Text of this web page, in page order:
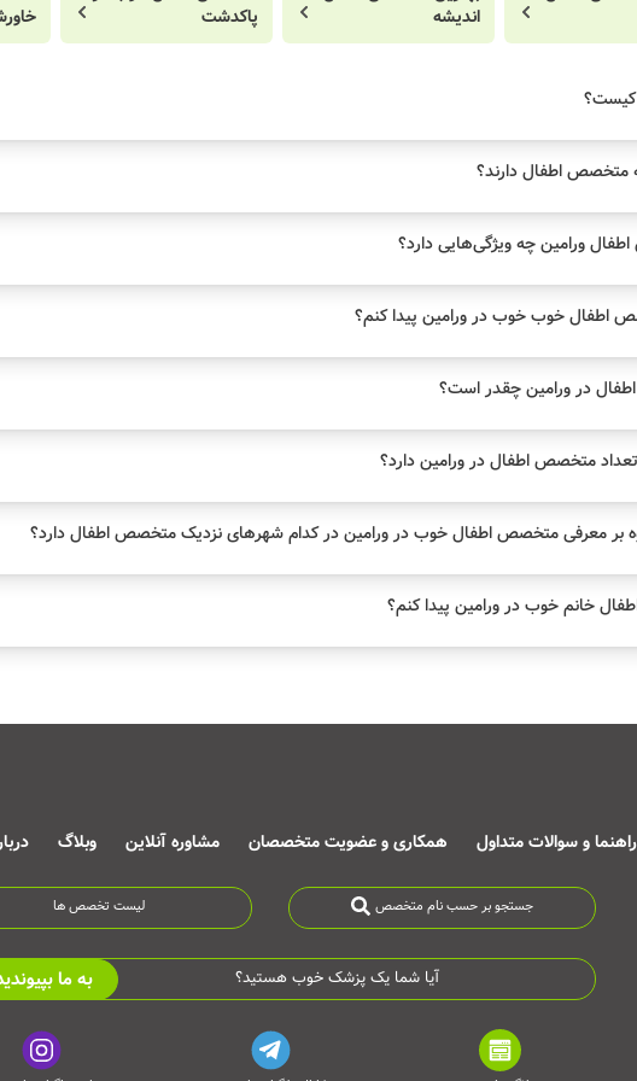
اندیشه
پاکدشت
متخصص اطفال دارند؟
ورامین چه ویژگی‌هایی دارد؟
اطفال خوب خوب در ورامین پیدا کنم؟
در ورامین چقدر است؟
متخصص اطفال در ورامین دارد؟
بر معرفی متخصص اطفال خوب در ورامین در کدام شهرهای نزدیک متخصص اطفال دارد؟
خانم خوب در ورامین پیدا کنم؟
راهنما و سوالات متداول همکاری و عضویت متخصصان مشاوره آنلاین وبلاگ
جستجو بر حسب نام متخصص لیست تخصص ها
آیا شما یک پزشک خوب هستید؟ به ما